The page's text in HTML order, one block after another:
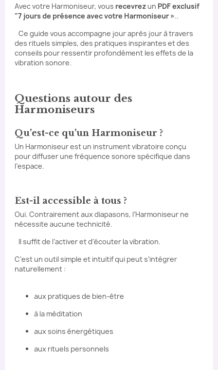
Avec votre Harmoniseur, vous recevrez un PDF exclusif
"7 jours de présence avec votre Harmoniseur »..
Ce guide vous accompagne jour après jour à travers
des rituels simples, des pratiques inspirantes et des
conseils pour ressentir profondément les effets de la
vibration sonore.
Questions autour des
Harmoniseurs
Qu’est-ce qu’un Harmoniseur ?
Un Harmoniseur est un instrument vibratoire conçu
pour diffuser une fréquence sonore spécifique dans
l’espace.
Est-il accessible à tous ?
Oui. Contrairement aux diapasons, l’Harmoniseur ne
nécessite aucune technicité.
Il suffit de l’activer et d’écouter la vibration.
C’est un outil simple et intuitif qui peut s’intégrer
naturellement :
aux pratiques de bien-être
à la méditation
aux soins énergétiques
aux rituels personnels